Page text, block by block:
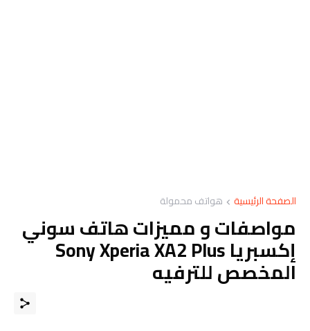
الصفحة الرئيسية هواتف محمولة
مواصفات و مميزات هاتف سوني
إكسبريا Sony Xperia XA2 Plus
المخصص للترفيه